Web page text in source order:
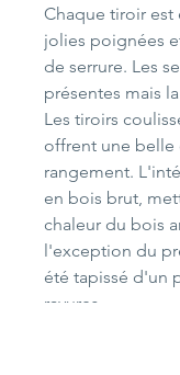
Chaque tiroir
jolies poignées
de serrure. Les
présentes mais
Les tiroirs
offrent une belle
rangement.
en bois brut,
chaleur du bois
l'exception du
été tapissé d'un
rayures.